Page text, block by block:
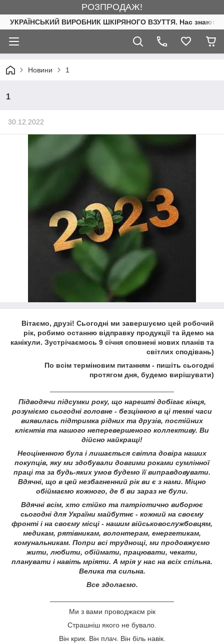
РОЗПРОДАЖ!
УКРАЇНСЬКИЙ ВИРОБНИК ШКІРЯНОГО ВЗУТТЯ. Нас знають.
Новини 1
1
30.12.2022
Вітаємо, друзі! Сьогодні ми завершуємо цей робочий
рік, робимо останню відправку продукції та йдемо на
канікули. Зустрічаємось 9 січня сповнені нових планів та
світлих сподівань)
По всім терміновим питанням - пишіть сьогодні
протягом дня, будемо вирішувати)
Підводячи підсумки року, що нарешті добігає кінця,
розуміємо сьогодні головне - безцінною в ці темні часи
виявилась підтримка рідних та друзів, постійних
клієнтів та нашого неперевершеного коллективу. Ви
дійсно найкращі!
Неоціненною була і лишається світла довіра наших
покупців, яку ми здобували довгими роками сумлінної
праці та за будь-яких умов будемо її виправдовувати.
Вдячні, що в цей незбагненний рік ви є з нами. Міцно
обіймаємо кожного, де б ви зараз не були.
Вдячні всім, хто стійко та патріотично виборює
сьогодні для України майбутнє - кожний на своєму
фронті і на своєму місці - нашим військовослужбовцям,
медикам, рятівникам, волонтерам, енергетикам,
комунальникам. Попри всі труднощі, ми продовжуємо
жити, любити, обіймати, працювати, чекати,
планувати і навіть мріяти. А мрія у нас на всіх спільна.
Велика та сильна.
Все здолаємо.
Ми з вами проводжаєм рік
Страшніш якого не бувало.
Він крик. Він плач. Він біль навік.